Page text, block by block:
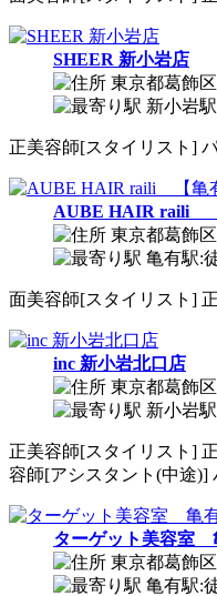
SHEER 新小岩店
東京都葛飾区
新小岩
正美容師[スタイリスト]
AUBE HAIR raili 【
東京都葛飾区
亀有駅:
面美容師[スタイリスト] 正
inc 新小岩北口店
東京都葛飾区
新小岩
正美容師[スタイリスト] 正
容師[アシスタント(中途)]
ターゲット美容室
東京都葛飾区
亀有駅: